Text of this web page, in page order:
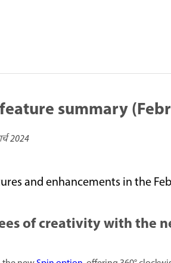
summary
2024
and enhancements in the
of creativity with the